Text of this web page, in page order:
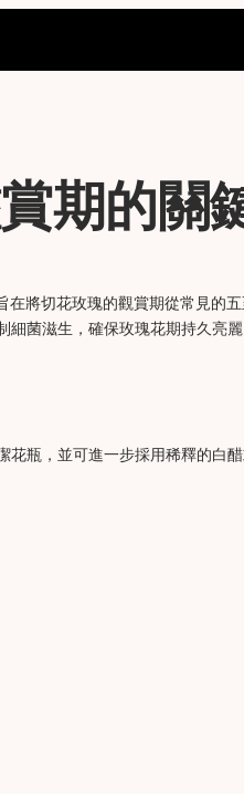
期的關
將切花玫瑰的觀賞期從常見的
菌滋生，確保玫瑰花期持久亮麗
瓶，並可進一步採用稀釋的白